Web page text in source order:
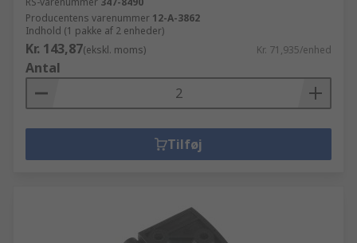
Producentens varenummer 12-A-3862
Indhold (1 pakke af 2 enheder)
Kr. 143,87(ekskl. moms) Kr. 71,935/enhed
Antal
Tilføj